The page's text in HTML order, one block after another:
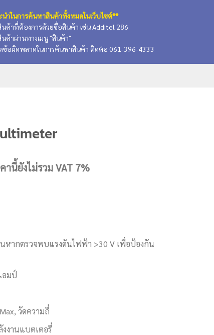
ำในการค้นหาสินค้าทั้งหมดในเว็บไซต์**
ค้าที่ต้องการด้วยชื่อสินค้า เช่น Additel 286
ค้าผ่านทางเมนู "สินค้า"
ข้อผิดพลาดในการค้นหาสินค้า ติดต่อ 061-396-4333
านี้ยังไม่รวม VAT 7%
หากตรวจพบแรงดันไฟฟ้า >30 V เพื่อป้องกัน
อมป์
วัดความถี่
งานแบตเตอรี่